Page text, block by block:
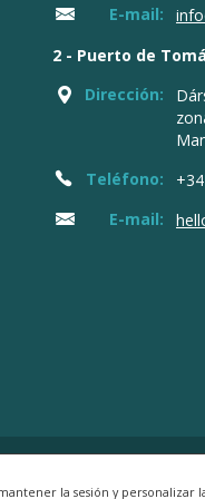
la sesión y personalizar
E-mail:
2 - Puerto de
Dirección:
Teléfono:
E-mail: